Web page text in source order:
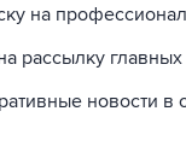
на
рассылку
новости